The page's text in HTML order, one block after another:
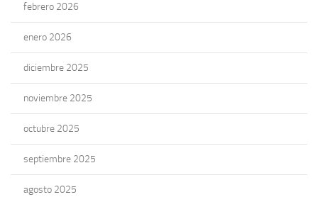
febrero 2026
enero 2026
diciembre 2025
noviembre 2025
octubre 2025
septiembre 2025
agosto 2025